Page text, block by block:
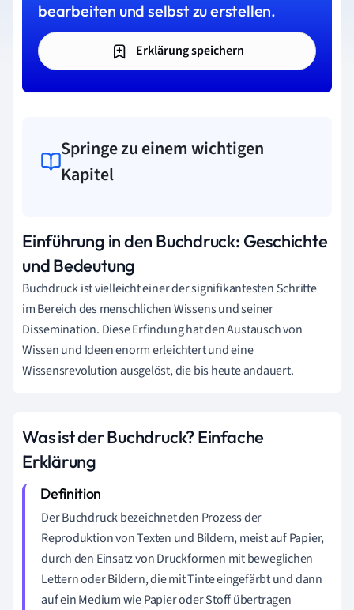
bearbeiten und selbst zu erstellen.
Erklärung speichern
Springe zu einem wichtigen
Kapitel
Einführung in den Buchdruck: Geschichte
und Bedeutung
Buchdruck ist vielleicht einer der signifikantesten Schritte
im Bereich des menschlichen Wissens und seiner
Dissemination. Diese Erfindung hat den Austausch von
Wissen und Ideen enorm erleichtert und eine
Wissensrevolution ausgelöst, die bis heute andauert.
Was ist der Buchdruck? Einfache
Erklärung
Der Buchdruck bezeichnet den Prozess der
Reproduktion von Texten und Bildern, meist auf Papier,
durch den Einsatz von Druckformen mit beweglichen
Lettern oder Bildern, die mit Tinte eingefärbt und dann
auf ein Medium wie Papier oder Stoff übertragen